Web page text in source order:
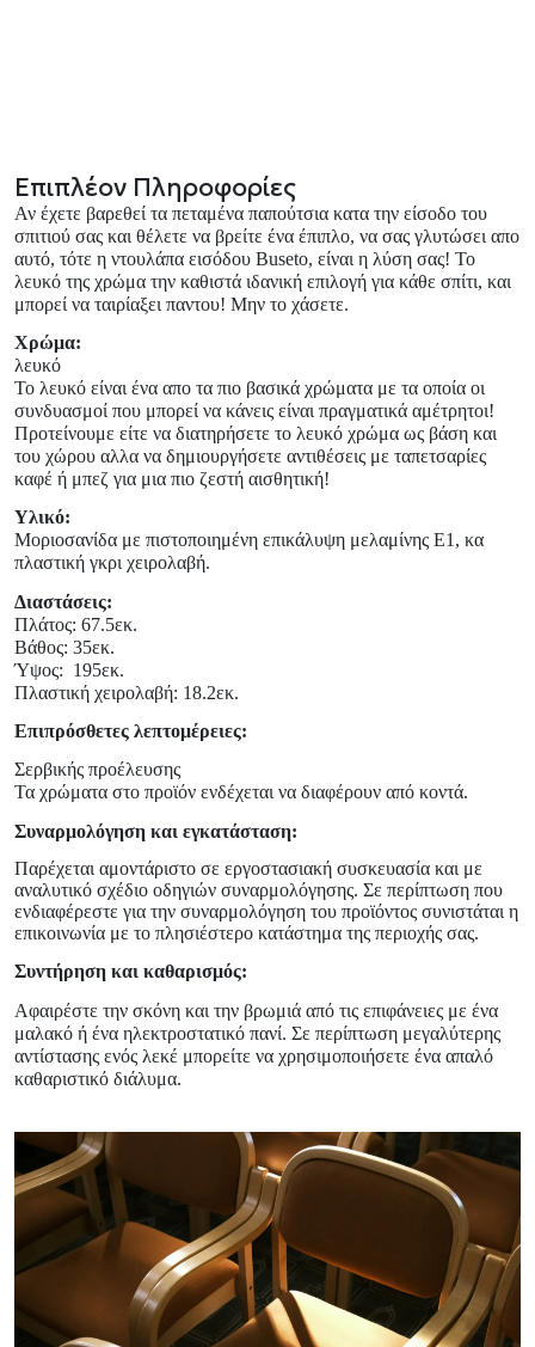
Επιπλέον Πληροφορίες
Αν έχετε βαρεθεί τα πεταμένα παπούτσια κατα την είσοδο του
σπιτιού σας και θέλετε να βρείτε ένα έπιπλο, να σας γλυτώσει απο
αυτό, τότε η ντουλάπα εισόδου Buseto, είναι η λύση σας! Το
λευκό της χρώμα την καθιστά ιδανική επιλογή για κάθε σπίτι, και
μπορεί να ταιρίαξει παντου! Μην το χάσετε.
Χρώμα:
λευκό
Το λευκό είναι ένα απο τα πιο βασικά χρώματα με τα οποία οι
συνδυασμοί που μπορεί να κάνεις είναι πραγματικά αμέτρητοι!
Προτείνουμε είτε να διατηρήσετε το λευκό χρώμα ως βάση και
του χώρου αλλα να δημιουργήσετε αντιθέσεις με ταπετσαρίες
καφέ ή μπεζ για μια πιο ζεστή αισθητική!
Υλικό:
Μοριοσανίδα με πιστοποιημένη επικάλυψη μελαμίνης Ε1, κα
πλαστική γκρι χειρολαβή.
Διαστάσεις:
Πλάτος: 67.5εκ.
Βάθος: 35εκ.
Ύψος: 195εκ.
Πλαστική χειρολαβή: 18.2εκ.
Επιπρόσθετες λεπτομέρειες:
Σερβικής προέλευσης
Τα χρώματα στο προϊόν ενδέχεται να διαφέρουν από κοντά.
Συναρμολόγηση και εγκατάσταση:
Παρέχεται αμοντάριστο σε εργοστασιακή συσκευασία και με
αναλυτικό σχέδιο οδηγιών συναρμολόγησης. Σε περίπτωση που
ενδιαφέρεστε για την συναρμολόγηση του προϊόντος συνιστάται η
επικοινωνία με το πλησιέστερο κατάστημα της περιοχής σας.
Συντήρηση και καθαρισμός:
Αφαιρέστε την σκόνη και την βρωμιά από τις επιφάνειες με ένα
μαλακό ή ένα ηλεκτροστατικό πανί. Σε περίπτωση μεγαλύτερης
αντίστασης ενός λεκέ μπορείτε να χρησιμοποιήσετε ένα απαλό
καθαριστικό διάλυμα.